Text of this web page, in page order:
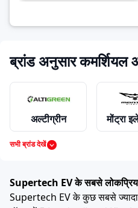
ब्रांड अनुसार कमर्शियल
अल्टीग्रीन मोंट्रा
महिंद्रा
सभी ब्रांड देखें
Supertech EV के सबसे लोकप्रिय
Supertech EV के कुछ सबसे